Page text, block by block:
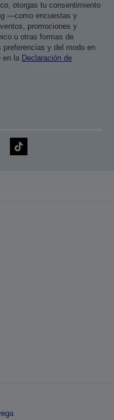
otorgas tu consentimiento
—como encuestas y
promociones y
u otras formas de
y del modo en
en la Declaración de